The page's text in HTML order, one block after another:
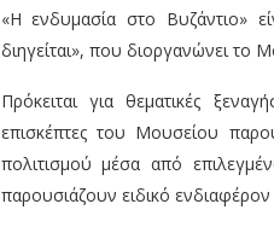
«Η ενδυμασία στο Βυζάντιο»
διηγείται», που διοργανώνει το
Πρόκειται για θεματικές
επισκέπτες του Μουσείου
πολιτισμού μέσα από
παρουσιάζουν ειδικό